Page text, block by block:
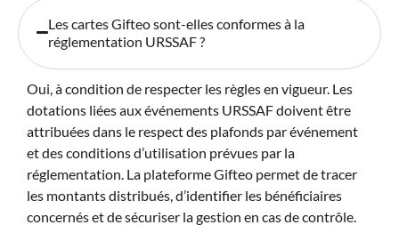
Les cartes Gifteo sont-elles conformes à la
réglementation URSSAF ?
Oui, à condition de respecter les règles en vigueur. Les
dotations liées aux événements URSSAF doivent être
attribuées dans le respect des plafonds par événement
et des conditions d’utilisation prévues par la
réglementation. La plateforme Gifteo permet de tracer
les montants distribués, d’identifier les bénéficiaires
concernés et de sécuriser la gestion en cas de contrôle.